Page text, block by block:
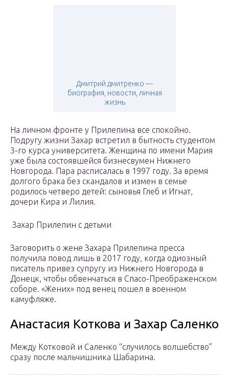
Дмитрий дмитренко —
биография, новости, личная
жизнь
На личном фронте у Прилепина все спокойно.
Подругу жизни Захар встретил в бытность студентом
3-го курса университета. Женщина по имени Мария
уже была состоявшейся бизнесвумен Нижнего
Новгорода. Пара расписалась в 1997 году. За время
долгого брака без скандалов и измен в семье
родилось четверо детей: сыновья Глеб и Игнат,
дочери Кира и Лилия.
Захар Прилепин с детьми
Заговорить о жене Захара Прилепина пресса
получила повод лишь в 2017 году, когда одиозный
писатель привез супругу из Нижнего Новгорода в
Донецк, чтобы обвенчаться в Спасо-Преображенском
соборе. «Жених» под венец пошел в военном
камуфляже.
Анастасия Коткова и Захар Саленко
Между Котковой и Саленко “случилось волшебство”
сразу после мальчишника Шабарина.